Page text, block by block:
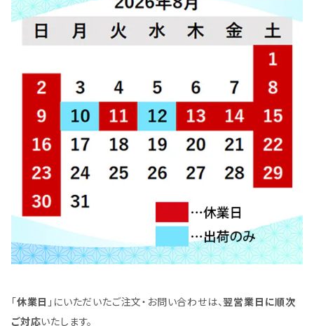
「休業日 」にいただいたご注文・お問い合わせは、翌営業日に順次
ご対応いたします。